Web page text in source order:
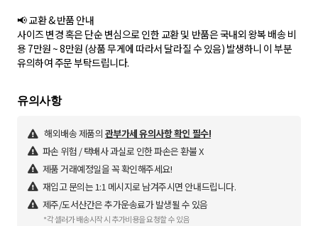
📢 교환 & 반품 안내
사이즈 변경 혹은 단순 변심으로 인한 교환 및 반품은 국내외 왕복 배송 비
용 7만원 ~ 8만원 (상품 무게에 따라서 달라질 수 있음) 발생하니 이 부분
유의하여 주문 부탁드립니다.
유의사항
해외배송 제품의 관부가세 유의사항 확인 필수!
파손 위험 / 택배사 과실로 인한 파손은 환불 X
제품 거래예정일을 꼭 확인해주세요!
재입고 문의는 1:1 메시지로 남겨주시면 안내드립니다.
제주/도서산간은 추가운송료가 발생될 수 있음
*각 셀러가 배송시작 시 추가비용을 요청할 수 있음